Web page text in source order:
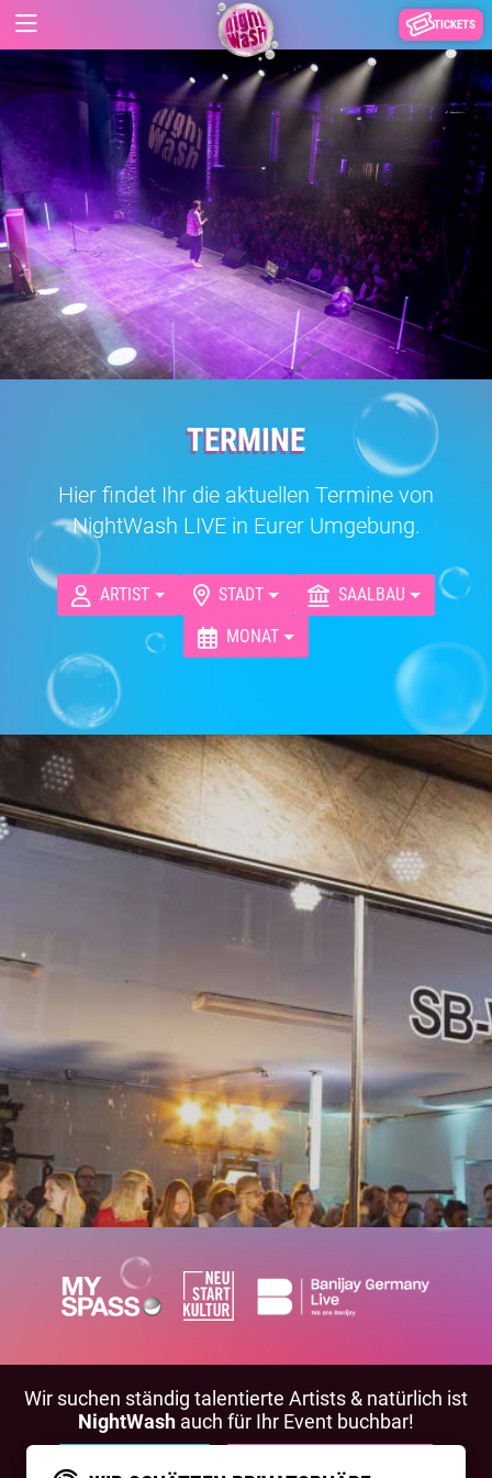
TICKETS
TERMINE
Hier findet Ihr die aktuellen Termine von
NightWash LIVE in Eurer Umgebung.
ARTIST STADT
SAALBAU
MONAT
Wir suchen ständig talentierte Artists & natürlich ist
NightWash auch für Ihr Event buchbar!